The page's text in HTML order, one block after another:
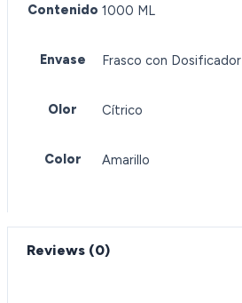
Contenido 1000 ML
Envase Frasco con Dosificador
Olor Cítrico
Color Amarillo
Reviews (0)